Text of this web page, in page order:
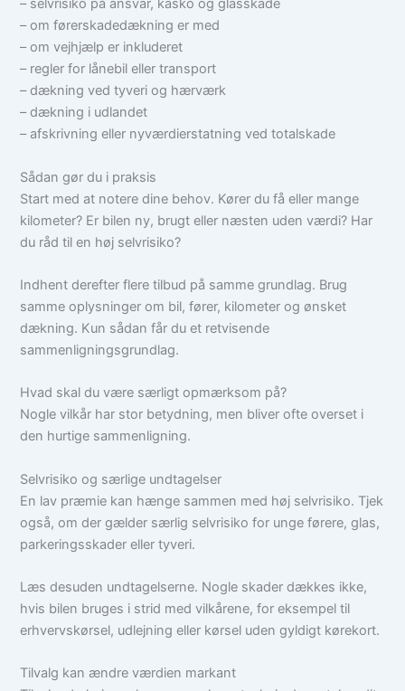
– selvrisiko på ansvar, kasko og glasskade
– om førerskadedækning er med
– om vejhjælp er inkluderet
– regler for lånebil eller transport
– dækning ved tyveri og hærværk
– dækning i udlandet
– afskrivning eller nyværdierstatning ved totalskade
Sådan gør du i praksis
Start med at notere dine behov. Kører du få eller mange
kilometer? Er bilen ny, brugt eller næsten uden værdi? Har
du råd til en høj selvrisiko?
Indhent derefter flere tilbud på samme grundlag. Brug
samme oplysninger om bil, fører, kilometer og ønsket
dækning. Kun sådan får du et retvisende
sammenligningsgrundlag.
Hvad skal du være særligt opmærksom på?
Nogle vilkår har stor betydning, men bliver ofte overset i
den hurtige sammenligning.
Selvrisiko og særlige undtagelser
En lav præmie kan hænge sammen med høj selvrisiko. Tjek
også, om der gælder særlig selvrisiko for unge førere, glas,
parkeringsskader eller tyveri.
Læs desuden undtagelserne. Nogle skader dækkes ikke,
hvis bilen bruges i strid med vilkårene, for eksempel til
erhvervskørsel, udlejning eller kørsel uden gyldigt kørekort.
Tilvalg kan ændre værdien markant